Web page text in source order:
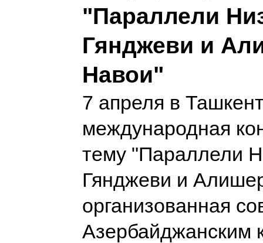
"Параллели
Гянджеви и
Навои"
7 апреля в
международная
тему "Параллели
Гянджеви и
организованная
Азербайджанским